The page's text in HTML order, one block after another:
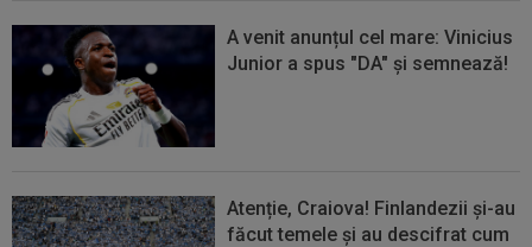
A venit anunțul cel mare: Vinicius
Junior a spus "DA" și semnează!
Atenție, Craiova! Finlandezii și-au
făcut temele și au descifrat cum